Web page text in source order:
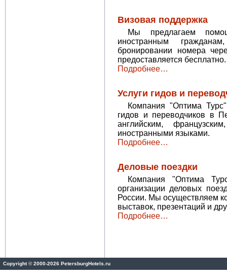
Визовая поддержка
Мы предлагаем
иностранным
бронировании номера
предоставляется бесплатно.
Подробнее…
Услуги гидов и
Компания "Оптима
гидов и переводчиков в
английским,
иностранными языками.
Подробнее…
Деловые поездки
Компания "Оптима
организации деловых
России. Мы осуществляем
выставок, презентаций и
Подробнее…
Copyright©2000-2026 PetersburgHotels.ru